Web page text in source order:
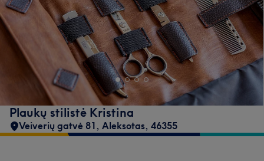
Plaukų stilistė Kristina
Veiverių gatvė 81, Aleksotas, 46355